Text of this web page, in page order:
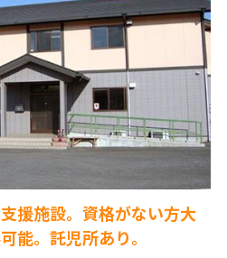
援施設。資格がない方大
能。託児所あり。